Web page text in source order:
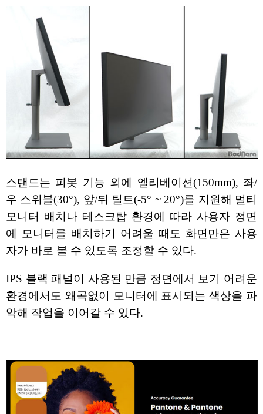
스탠드는 피봇 기능 외에 엘리베이션(150mm), 좌/
우 스위블(30°), 앞/뒤 틸트(-5° ~ 20°)를 지원해 멀티
모니터 배치나 테스크탑 환경에 따라 사용자 정면
에 모니터를 배치하기 어려울 때도 화면만은 사용
자가 바로 볼 수 있도록 조정할 수 있다.
IPS 블랙 패널이 사용된 만큼 정면에서 보기 어려운
환경에서도 왜곡없이 모니터에 표시되는 색상을 파
악해 작업을 이어갈 수 있다.